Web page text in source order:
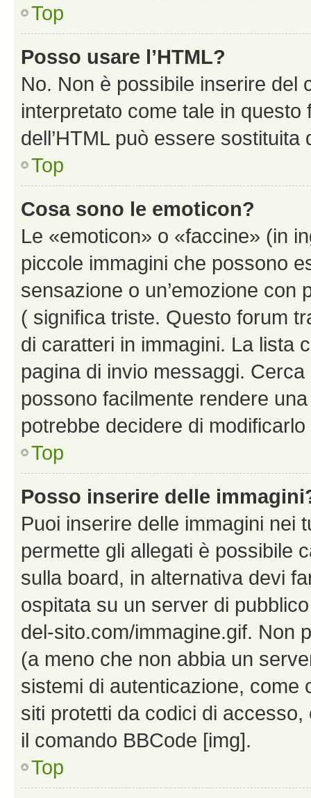
Top
Posso usare l’HTML?
No. Non è possibile inserire del
interpretato come tale in
dell’HTML può essere sostituita
Top
Cosa sono le emoticon?
Le «emoticon» o «faccine» (in
piccole immagini che possono
sensazione o un’emozione
( significa triste. Questo forum
di caratteri in immagini. La lista
pagina di invio messaggi.
possono facilmente rendere
potrebbe decidere di
Top
Posso inserire delle
Puoi inserire delle immagini nei
permette gli allegati è possibile
sulla board, in alternativa devi
ospitata su un server di
del-sito.com/immagine.gif. Non
(a meno che non abbia un
sistemi di autenticazione, come
siti protetti da codici di
il comando BBCode [img].
Top